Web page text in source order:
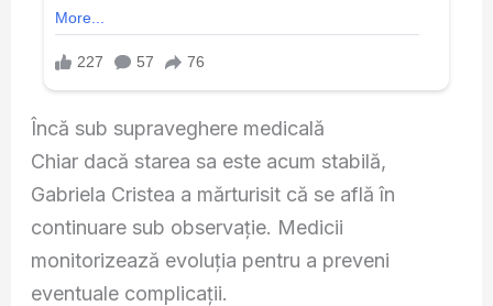
Încă sub supraveghere medicală
Chiar dacă starea sa este acum stabilă,
Gabriela Cristea a mărturisit că se află în
continuare sub observație. Medicii
monitorizează evoluția pentru a preveni
eventuale complicații.